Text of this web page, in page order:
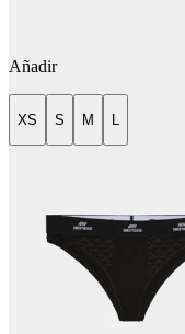
Añadir
XS S M L